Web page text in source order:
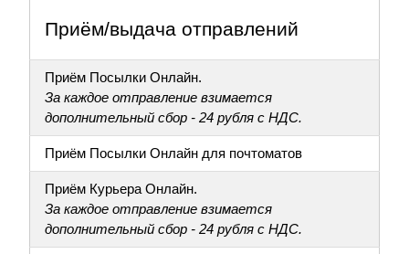
Приём/выдача отправлений
Приём Посылки Онлайн.
За каждое отправление взимается
дополнительный сбор - 24 рубля с НДС.
Приём Посылки Онлайн для почтоматов
Приём Курьера Онлайн.
За каждое отправление взимается
дополнительный сбор - 24 рубля с НДС.